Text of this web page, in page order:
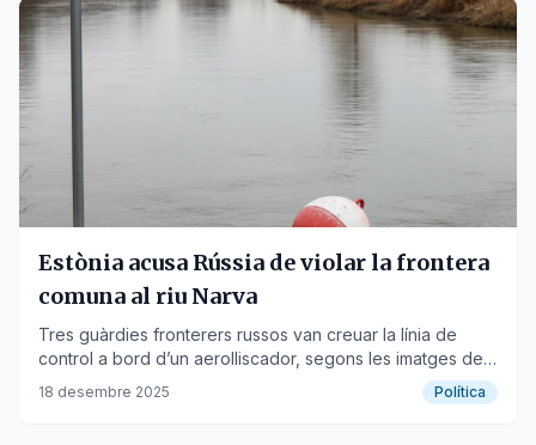
Estònia acusa Rússia de violar la frontera
comuna al riu Narva
Tres guàrdies fronterers russos van creuar la línia de
control a bord d’un aerolliscador, segons les imatges de
seguretat.
18 desembre 2025 Política